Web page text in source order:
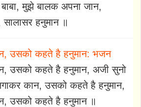
बाबा, मुझे बालक अपना जान,
सालासर हनुमान ॥
उसको कहते है हनुमान: भजन
उसको कहते है हनुमान, अजी सुनो
कान, उसको कहते है हनुमान,
उसको कहते है हनुमान ॥